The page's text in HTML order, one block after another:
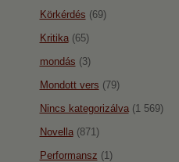
Körkérdés (69)
Kritika(65)
mondás (3)
Mondott vers (79)
Nincs kategorizálva(1 569)
Novella(871)
Performansz (1)